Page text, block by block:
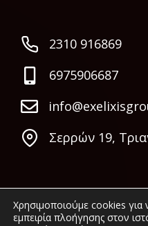
2310 916869
6975906687
Σερρών 19,
Χρησιμοποιούμε cookies
εμπειρία πλοήγησης στον